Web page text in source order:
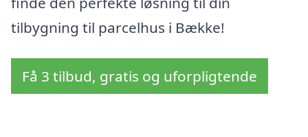
tilbygning til parcelhus i Bække!
Få 3 tilbud, gratis og uforpligtende